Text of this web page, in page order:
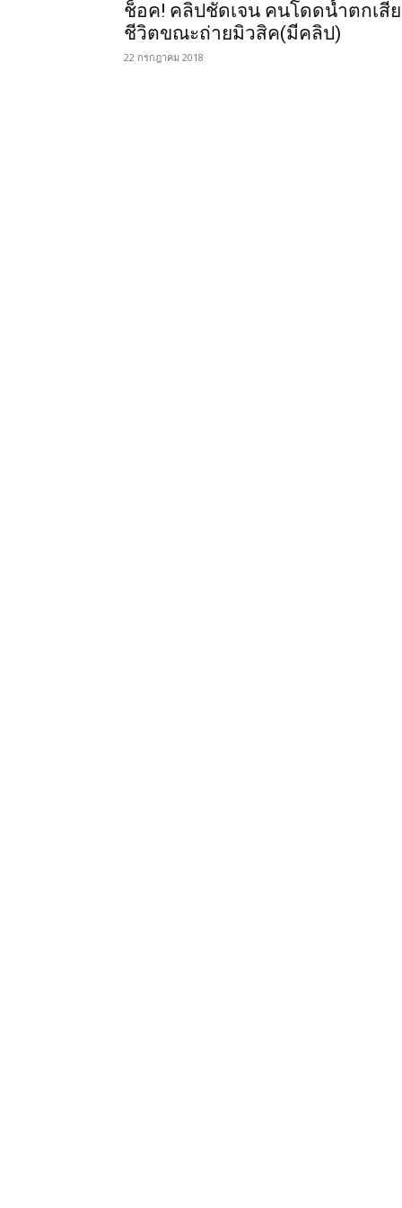
ช็อค! คลิปชัดเจน คนโดดน้ำตกเสีย
ชีวิตขณะถ่ายมิวสิค(มีคลิป)
22 กรกฎาคม 2018